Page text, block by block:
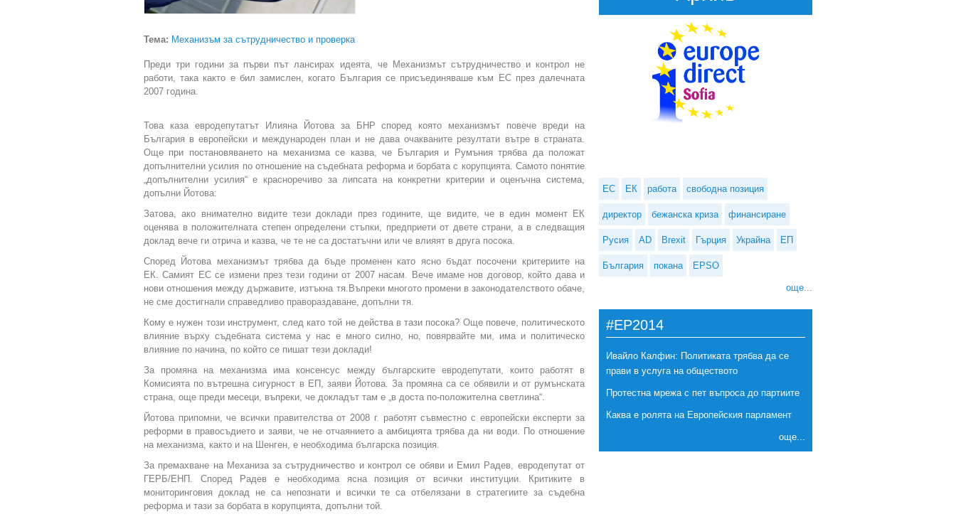
Тема: Механизъм за сътрудничество и проверка
Преди три години за първи път лансирах идеята, че Механизмът сътрудничество и контрол не
работи, така както е бил замислен, когато България се присъединяваше към ЕС през далечната
2007 година.
Това каза евродепутатът Илияна Йотова за БНР според която механизмът повече вреди на
България в европейски и международен план и не дава очакваните резултати вътре в страната.
Още при постановяването на механизма се казва, че България и Румъния трябва да положат
допълнителни усилия по отношение на съдебната реформа и борбата с корупцията. Самото понятие
„допълнителни усилия“ е красноречиво за липсата на конкретни критерии и оценъчна система,
допълни Йотова:
Затова, ако внимателно видите тези доклади през годините, ще видите, че в един момент ЕК
оценява в положителната степен определени стъпки, предприети от двете страни, а в следващия
доклад вече ги отрича и казва, че те не са достатъчни или че влияят в друга посока.
Според Йотова механизмът трябва да бъде променен като ясно бъдат посочени критериите на
ЕК. Самият ЕС се измени през тези години от 2007 насам. Вече имаме нов договор, който дава и
нови отношения между държавите, изтъкна тя.Въпреки многото промени в законодателството обаче,
не сме достигнали справедливо правораздаване, допълни тя.
Кому е нужен този инструмент, след като той не действа в тази посока? Още повече, политическото
влияние върху съдебната система у нас е много силно, но, повярвайте ми, има и политическо
влияние по начина, по който се пишат тези доклади!
За промяна на механизма има консенсус между българските евродепутати, които работят в
Комисията по вътрешна сигурност в ЕП, заяви Йотова. За промяна са се обявили и от румънската
страна, още преди месеци, въпреки, че докладът там е „в доста по-положителна светлина“.
Йотова припомни, че всички правителства от 2008 г. работят съвместно с европейски експерти за
реформи в правосъдието и заяви, че не отчаянието а амбицията трябва да ни води. По отношение
на механизма, както и на Шенген, е необходима българска позиция.
За премахване на Механиза за сътрудничество и контрол се обяви и Емил Радев, евродепутат от
ГЕРБ/ЕНП. Според Радев е необходима ясна позиция от всички институции. Критиките в
мониторинговия доклад не са непознати и всички те са отбелязани в стратегиите за съдебна
реформа и тази за борбата в корупцията, допълни той.
ЕС ЕК работа свободна позиция
директор бежанска криза финансиране
Русия AD Brexit Гърция Украйна ЕП
България покана EPSO
още...
#EP2014
Ивайло Калфин: Политиката трябва да се
прави в услуга на обществото
Протестна мрежа с пет въпроса до партиите
Каква е ролята на Европейския парламент
още...